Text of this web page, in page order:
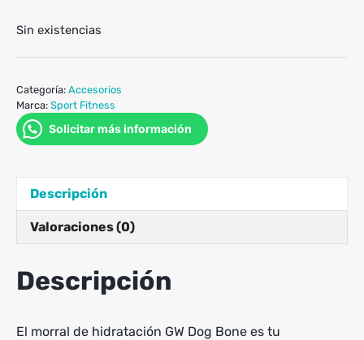
Sin existencias
Categoría: Accesorios
Marca: Sport Fitness
Solicitar más información
Descripción
Valoraciones (0)
Descripción
El morral de hidratación GW Dog Bone es tu